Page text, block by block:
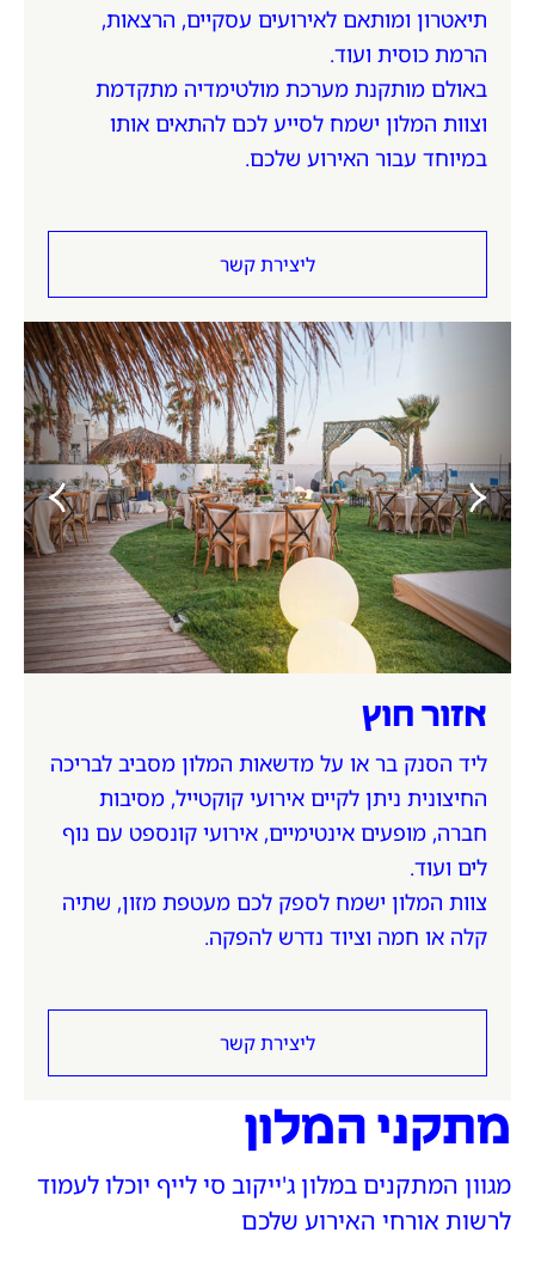
תיאטרון ומותאם לאירועים עסקיים, הרצאות,
הרמת כוסית ועוד.
באולם מותקנת מערכת מולטימדיה מתקדמת
וצוות המלון ישמח לסייע לכם להתאים אותו
במיוחד עבור האירוע שלכם.
ליצירת קשר
אזור חוץ
ליד הסנק בר או על מדשאות המלון מסביב לבריכה
החיצונית ניתן לקיים אירועי קוקטייל, מסיבות
חברה, מופעים אינטימיים, אירועי קונספט עם נוף
לים ועוד.
צוות המלון ישמח לספק לכם מעטפת מזון, שתיה
קלה או חמה וציוד נדרש להפקה.
ליצירת קשר
מתקני המלון
מגוון המתקנים במלון ג'ייקוב סי לייף יוכלו לעמוד
לרשות אורחי האירוע שלכם